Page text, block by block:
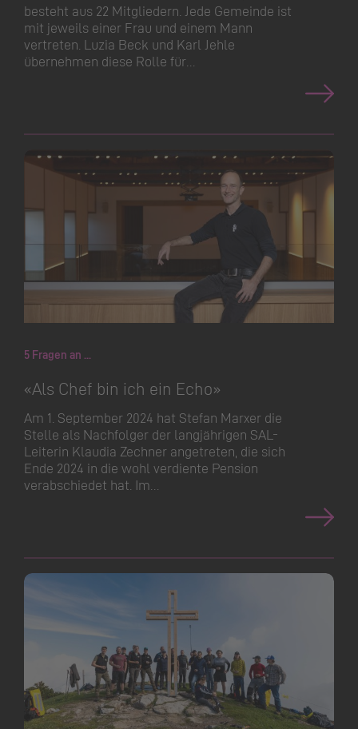
besteht aus 22 Mitgliedern. Jede Gemeinde ist
mit jeweils einer Frau und einem Mann
vertreten. Luzia Beck und Karl Jehle
übernehmen diese Rolle für…
5 Fragen an ...
«Als Chef bin ich ein Echo»
Am 1. September 2024 hat Stefan Marxer die
Stelle als Nachfolger der langjährigen SAL-
Leiterin Klaudia Zechner angetreten, die sich
Ende 2024 in die wohl verdiente Pension
verabschiedet hat. Im…